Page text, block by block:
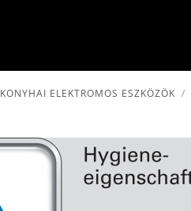
KONYHAI ELEKTROMOS ESZKÖZÖK